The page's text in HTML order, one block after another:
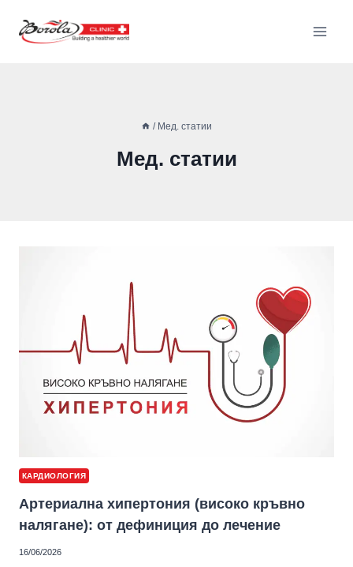
/ Мед. статии
Мед. статии
КАРДИОЛОГИЯ
Артериална хипертония (високо кръвно
налягане): от дефиниция до лечение
16/06/2026